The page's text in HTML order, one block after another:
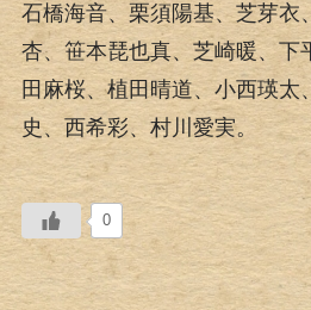
石橋海音、栗須陽基、芝芽衣
杏、笹本琵也真、芝崎暖、下
田麻桜、植田晴道、小西瑛太
史、西希彩、村川愛実。
0